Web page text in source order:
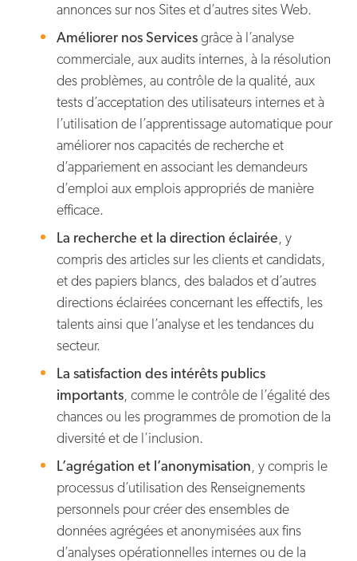
annonces sur nos Sites et d’autres sites Web.
Améliorer nos Servicesgrâce à l’analyse
commerciale, aux audits internes, à la résolution
des problèmes, au contrôle de la qualité, aux
tests d’acceptation des utilisateurs internes et à
l’utilisation de l’apprentissage automatique pour
améliorer nos capacités de recherche et
d’appariement en associant les demandeurs
d’emploi aux emplois appropriés de manière
efficace.
La recherche et la direction éclairée , y
compris des articles sur les clients et candidats,
et des papiers blancs, des balados et d’autres
directions éclairées concernant les effectifs, les
talents ainsi que l’analyse et les tendances du
secteur.
La satisfaction des intérêts publics
importants , comme le contrôle de l’égalité des
chances ou les programmes de promotion de la
diversité et de l’inclusion.
L’agrégation et l’anonymisation , y compris le
processus d’utilisation des Renseignements
personnels pour créer des ensembles de
données agrégées et anonymisées aux fins
d’analyses opérationnelles internes ou de la